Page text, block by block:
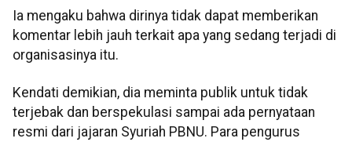
Ia mengaku bahwa dirinya tidak dapat memberikan
komentar lebih jauh terkait apa yang sedang terjadi di
organisasinya itu.
Kendati demikian, dia meminta publik untuk tidak
terjebak dan berspekulasi sampai ada pernyataan
resmi dari jajaran Syuriah PBNU. Para pengurus